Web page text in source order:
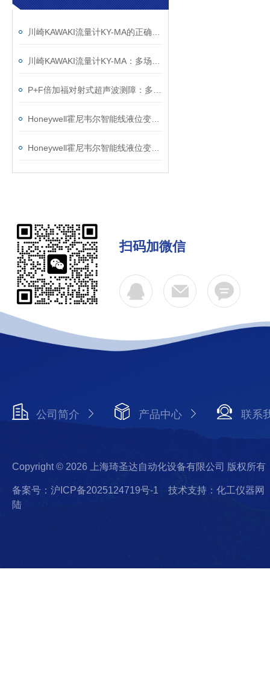
扫码加微信
公司简介 产品中心 联系
Copyright © 2026 上海琦圣达自动化设备有限公司 版权所有
备案号：沪ICP备2025124719号-1
技术支持：化工仪器网
陆